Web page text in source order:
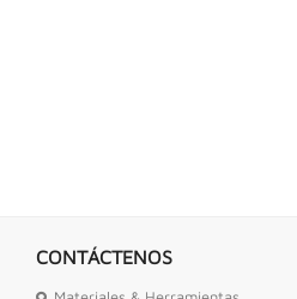
CONTÁCTENOS